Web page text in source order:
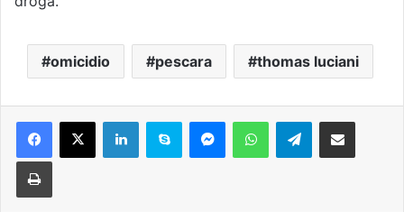
omicidio pescara thomas luciani
Telegram